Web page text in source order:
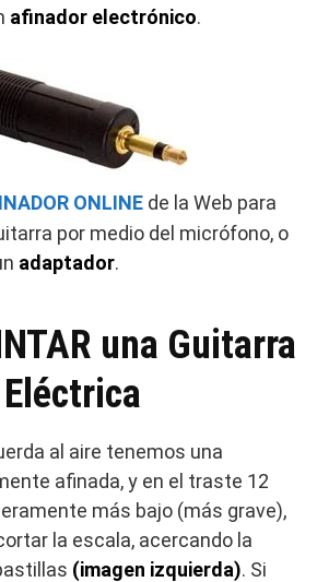
afinador electrónico.
ONLINE de la Web para
por medio del micrófono, o
adaptador.
una Guitarra
Eléctrica
al aire tenemos una
afinada, y en el traste 12
más bajo (más grave),
la escala, acercando la
(imagen izquierda). Si